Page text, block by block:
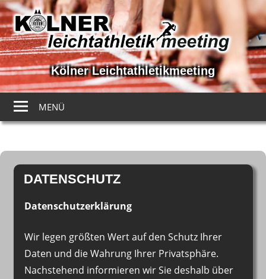
Kölner Leichtathletikmeeting
Kölner
Leichtathletikmeeting
MENÜ
Zum
Inhalt
DATENSCHUTZ
Datenschutzerklärung
Wir legen größten Wert auf den Schutz Ihrer
Daten und die Wahrung Ihrer Privatsphäre.
Nachstehend informieren wir Sie deshalb über